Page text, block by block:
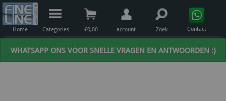
WHATSAPP ONS VOOR SNELLE VRAGEN EN ANTWOORDEN :)
Home Categories €0,00 account Zoek Contact